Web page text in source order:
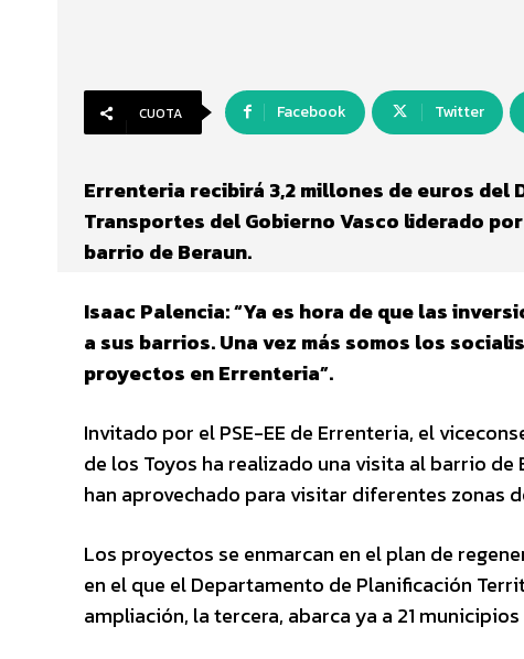
CUOTA Facebook Twitter
Errenteria recibirá 3,2 millones de euros
Transportes del Gobierno Vasco liderado
barrio de Beraun.
Isaac Palencia: “Ya es hora de que las
a sus barrios. Una vez más somos los
proyectos en Errenteria”.
Invitado por el PSE-EE de Errenteria, el
de los Toyos ha realizado una visita al barrio
han aprovechado para visitar diferentes zonas
Los proyectos se enmarcan en el plan de
en el que el Departamento de Planificación
ampliación, la tercera, abarca ya a 21